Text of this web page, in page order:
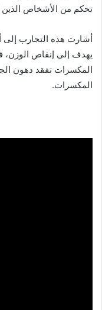
تحكم من الأشخاص الذين
أشارت هذه التجارب إلى
يهدف إلى إنقاص الوزن،
المكسرات تفقد دهون
المكسرات.